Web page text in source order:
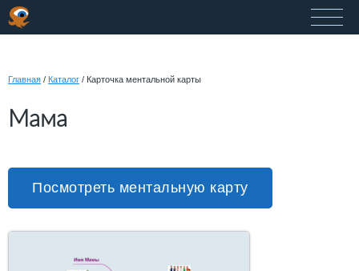
Главная / Каталог / Карточка ментальной карты
Мама
Посмотреть ментальную карту